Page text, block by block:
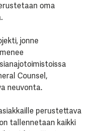
oma
jonne
Counsel,
neuvonta.
perustettava
tallennetaan kaikki